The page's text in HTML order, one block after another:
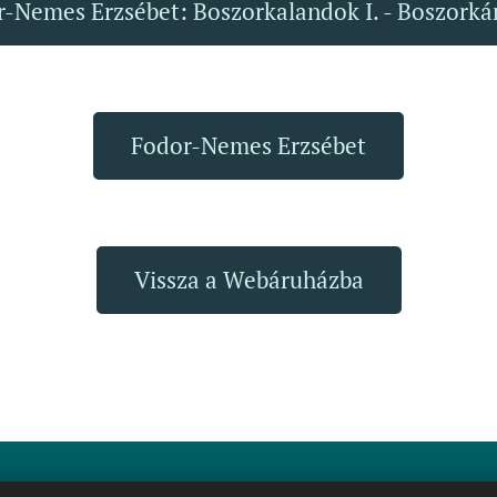
Nemes Erzsébet: Boszorkalandok I. -
Fodor-Nemes Erzsébet
Vissza a Webáruházba